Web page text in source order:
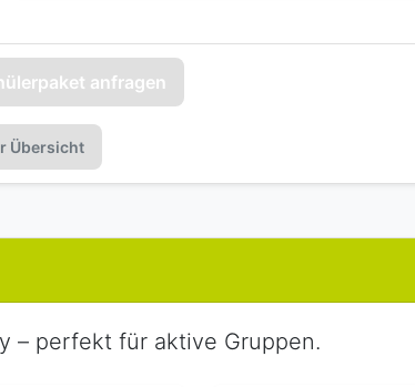
anfragen
Übersicht
– perfekt für aktive Gruppen.